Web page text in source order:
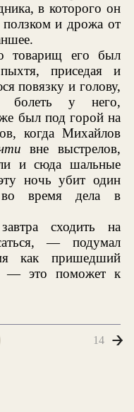
в которого он
и дрожа от
товарищ его был
приседая и
повязку и голову,
болеть у него,
был под горой на
когда Михайлов
вне выстрелов,
и сюда шальные
ночь убит один
во время дела в
сходить на
— подумал
как пришедший
— это поможет к
14